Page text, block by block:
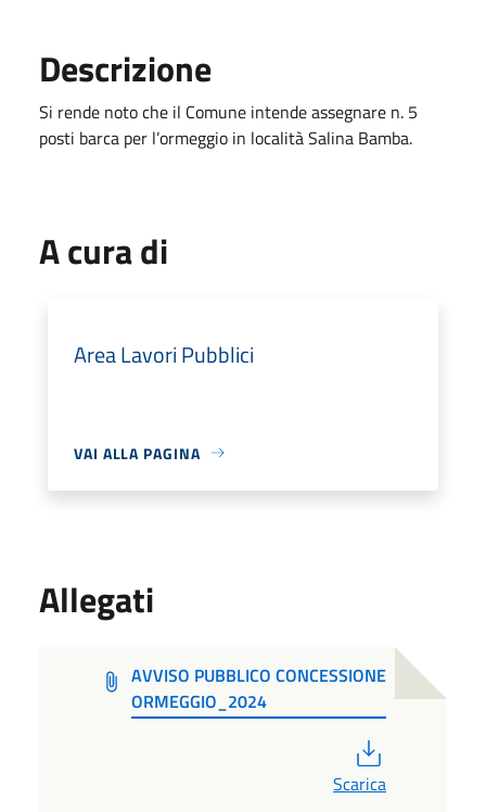
Descrizione
Si rende noto che il Comune intende assegnare n. 5
posti barca per l’ormeggio in località Salina Bamba.
A cura di
Area Lavori Pubblici
VAI ALLA PAGINA
Allegati
AVVISO PUBBLICO CONCESSIONE
ORMEGGIO_2024
Scarica